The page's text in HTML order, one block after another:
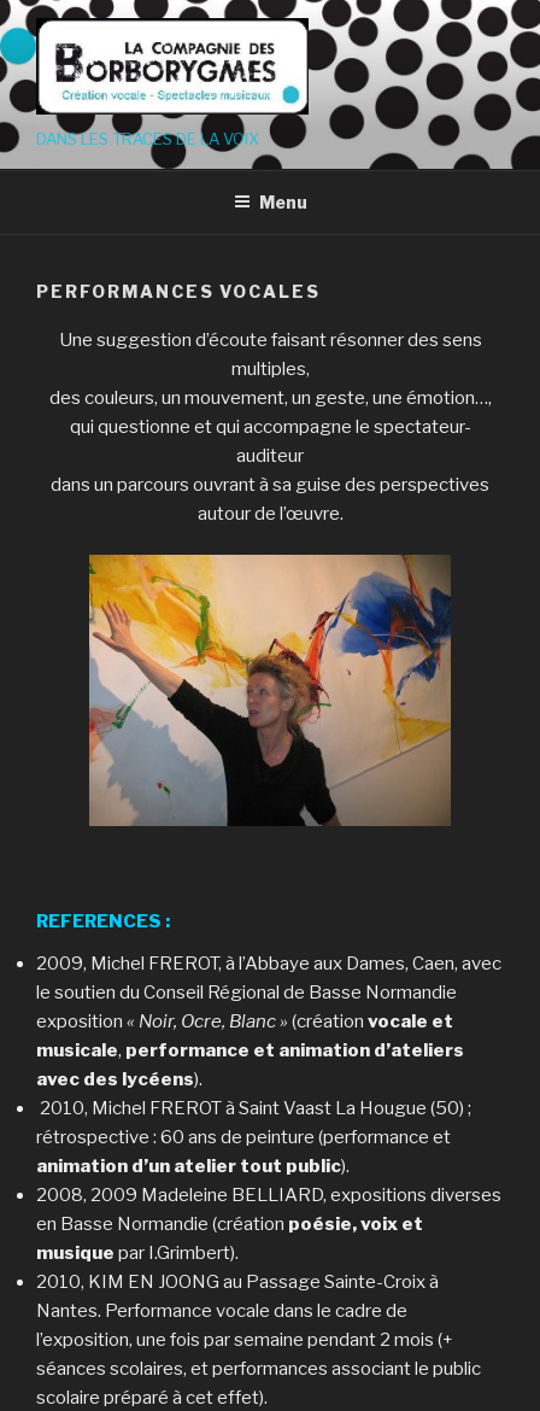
Aller
au
contenu
principal
DANS LES TRACES DE LA VOIX
Menu
PERFORMANCES VOCALES
Une suggestion d’écoute faisant résonner des sens
multiples,
des couleurs, un mouvement, un geste, une émotion…,
qui questionne et qui accompagne le spectateur-
auditeur
dans un parcours ouvrant à sa guise des perspectives
autour de l’œuvre.
REFERENCES :
2009, Michel FREROT, à l’Abbaye aux Dames, Caen, avec
le soutien du Conseil Régional de Basse Normandie
exposition « Noir, Ocre, Blanc » (création vocale et
musicale, performance et animation d’ateliers
avec des lycéens).
2010, Michel FREROT à Saint Vaast La Hougue (50) ;
rétrospective : 60 ans de peinture (performance et
animation d’un atelier tout public).
2008, 2009 Madeleine BELLIARD, expositions diverses
en Basse Normandie (création poésie, voix et
musique par I.Grimbert).
2010, KIM EN JOONG au Passage Sainte-Croix à
Nantes. Performance vocale dans le cadre de
l’exposition, une fois par semaine pendant 2 mois (+
séances scolaires, et performances associant le public
scolaire préparé à cet effet).